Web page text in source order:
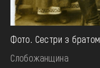
Фото. Сестри з братом
Слобожанщина